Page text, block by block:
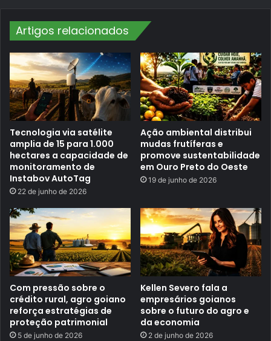
F
e
i
r
a
r
B
r
a
s
í
l
i
a
é
h
o
m
e
n
a
g
a
d
o
c
o
m
f
e
s
t
a
s
u
r
Artigos relacionados
Tecnologia via satélite
amplia de 15 para 1.000
hectares a capacidade de
monitoramento de
Instabov AutoTag
22 de junho de 2026
Ação ambiental distribui
mudas frutíferas e
promove sustentabilidade
em Ouro Preto do Oeste
19 de junho de 2026
Com pressão sobre o
crédito rural, agro goiano
reforça estratégias de
proteção patrimonial
5 de junho de 2026
Kellen Severo fala a
empresários goianos
sobre o futuro do agro e
da economia
2 de junho de 2026